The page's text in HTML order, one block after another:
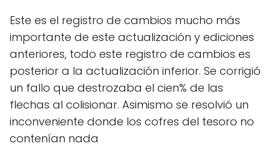
Este es el registro de cambios mucho más
importante de este actualización y ediciones
anteriores, todo este registro de cambios es
posterior a la actualización inferior. Se corrigió
un fallo que destrozaba el cien% de las
flechas al colisionar. Asimismo se resolvió un
inconveniente donde los cofres del tesoro no
contenían nada